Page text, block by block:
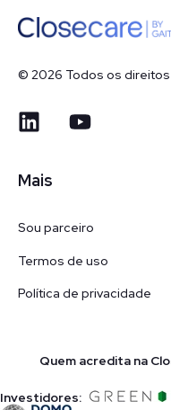
© 2026 Todos os
Mais
Sou parceiro
Termos de uso
Política de privacidade
Quem acredita na
Investidores: